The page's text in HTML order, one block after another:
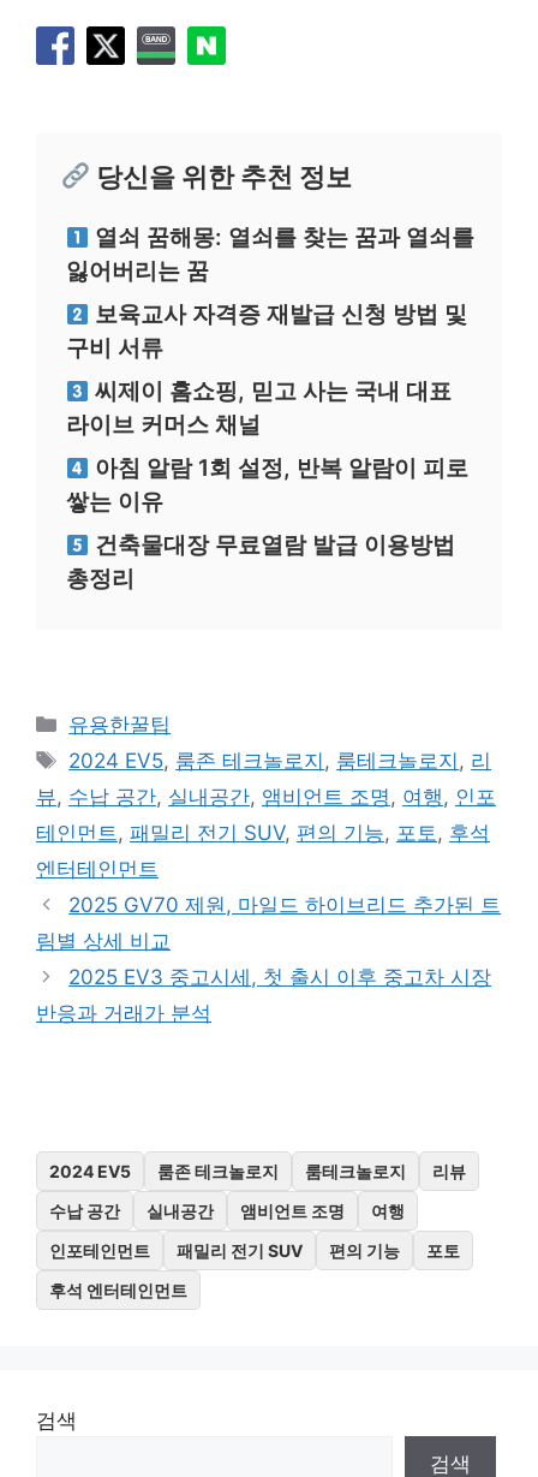
당신을 위한 추천 정보
열쇠 꿈해몽: 열쇠를 찾는 꿈과 열쇠를
잃어버리는 꿈
보육교사 자격증 재발급 신청 방법 및
구비 서류
씨제이 홈쇼핑, 믿고 사는 국내 대표
라이브 커머스 채널
아침 알람 1회 설정, 반복 알람이 피로
쌓는 이유
건축물대장 무료열람 발급 이용방법
총정리
카
테
리
유용한꿀팁
태
그
2024 EV5, 룸존 테크놀로지 , 룸테크놀로지 , 리
뷰, 수납 공간, 실내공간, 앰비언트 조명, 여행, 인포
테인먼트, 패밀리 전기 SUV, 편의 기능, 포토, 후석
엔터테인먼트
2025 GV70 제원, 마일드 하이브리드 추가된 트
림별 상세 비교
2025 EV3 중고시세, 첫 출시 이후 중고차 시장
반응과 거래가 분석
2024 EV5 룸존 테크놀로지 룸테크놀로지
리뷰
수납 공간
실내공간 앰비언트 조명
여행
인포테인먼트
패밀리 전기 SUV 편의 기능
포토
후석 엔터테인먼트
검색
검색